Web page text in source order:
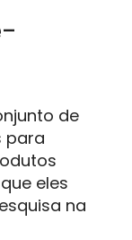
de
para
eles
na